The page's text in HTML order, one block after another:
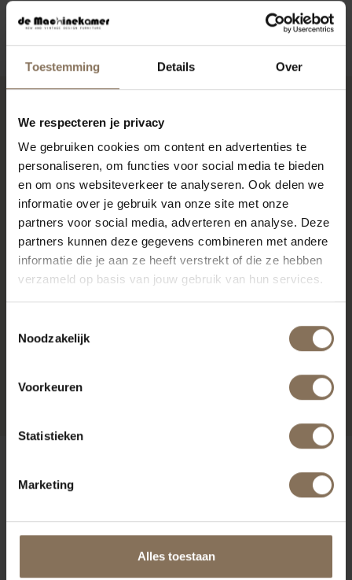
Toestemming Details Over
We respecteren je privacy
We gebruiken cookies om content en advertenties te
personaliseren, om functies voor social media te bieden
en om ons websiteverkeer te analyseren. Ook delen we
informatie over je gebruik van onze site met onze
partners voor social media, adverteren en analyse. Deze
partners kunnen deze gegevens combineren met andere
informatie die je aan ze heeft verstrekt of die ze hebben
verzameld op basis van jouw gebruik van hun services.
Noodzakelijk
Voorkeuren
Statistieken
Marketing
Alles toestaan
ZAKELIJK
RECENT BEKEKEN
VANAF